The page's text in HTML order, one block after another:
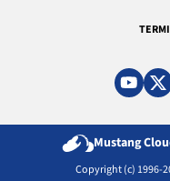
Mustang
Copyright (c) 1996-